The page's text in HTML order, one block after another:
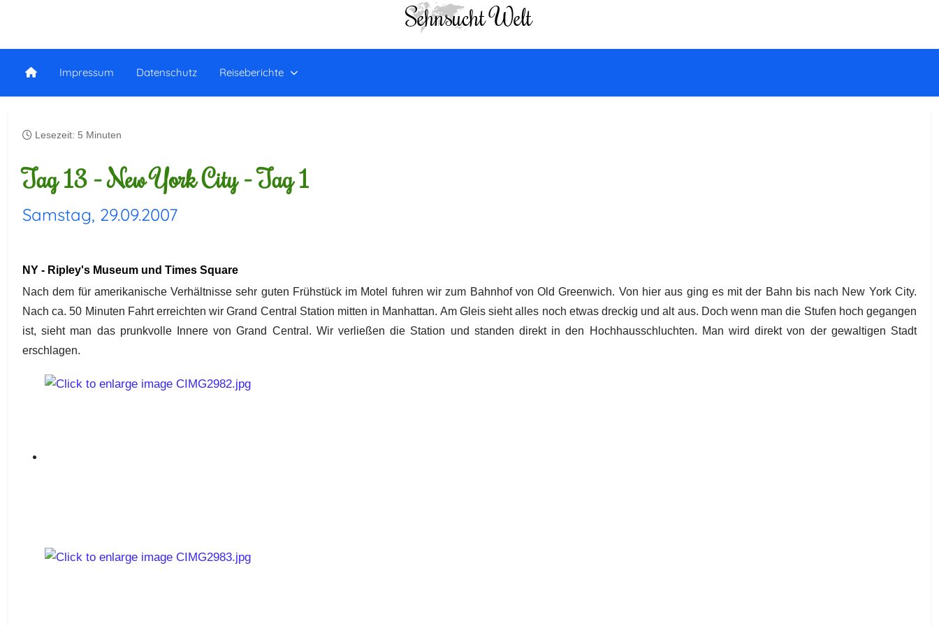
Impressum Datenschutz Reiseberichte
Lesezeit: 5 Minuten
Tag 13 - New York City - Tag 1
Samstag, 29.09.2007
NY - Ripley's Museum und Times Square
Nach dem für amerikanische Verhältnisse sehr guten Frühstück im Motel fuhren wir zum Bahnhof von Old Greenwich. Von hier aus ging es mit der Bahn bis nach New York City.
Nach ca. 50 Minuten Fahrt erreichten wir Grand Central Station mitten in Manhattan. Am Gleis sieht alles noch etwas dreckig und alt aus. Doch wenn man die Stufen hoch gegangen
ist, sieht man das prunkvolle Innere von Grand Central. Wir verließen die Station und standen direkt in den Hochhausschluchten. Man wird direkt von der gewaltigen Stadt
erschlagen.